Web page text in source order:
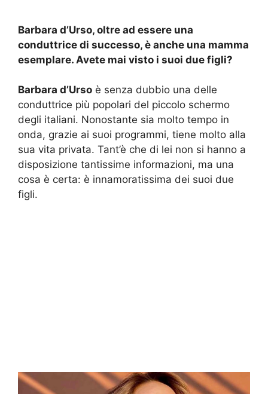
Barbara d’Urso, oltre ad essere una
conduttrice di successo, è anche una mamma
esemplare. Avete mai visto i suoi due figli?
Barbara d’Urso è senza dubbio una delle
conduttrice più popolari del piccolo schermo
degli italiani. Nonostante sia molto tempo in
onda, grazie ai suoi programmi, tiene molto alla
sua vita privata. Tant’è che di lei non si hanno a
disposizione tantissime informazioni, ma una
cosa è certa: è innamoratissima dei suoi due
figli.